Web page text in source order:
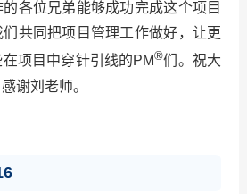
各位兄弟能够成功完成这个项目
共同把项目管理工作做好，让更
项目中穿针引线的PM®们。祝大
谢刘老师。